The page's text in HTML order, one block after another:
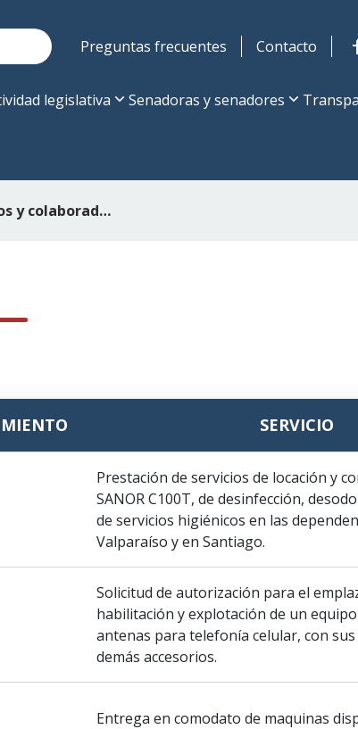
Preguntas frecuentes Contacto
legislativa Senadoras y senadores
Convenios y colaboradores
SERVICIO
Prestación de servicios de locación y
SANOR C100T, de desinfección,
de servicios higiénicos en las
Valparaíso y en Santiago.
Solicitud de autorización para el
habilitación y explotación de un
antenas para telefonía celular, con
demás accesorios.
Entrega en comodato de maquinas